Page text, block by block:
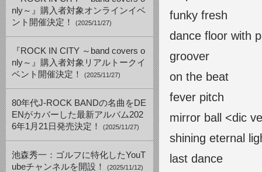
nly～』購入者対象オンラインイベ
ント開催決定！
(2025/11/27)
『ROCK IN CITY ～band covers o
nly～』購入者対象リアルトークイ
ベント開催決定！
(2025/11/27)
80年代J-ROCK BANDの名曲をDE
ENがカバーした最新アルバム202
6年1月21日発売決定！
(2025/11/27)
池森秀一：ゴルフに特化したYouT
ubeチャンネルを開設！
(2025/11/12)
funky fresh
dance floor with
groover
on the beat
fever pitch
mirror ball <dic
shining eternal
last dance